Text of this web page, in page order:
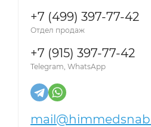
+7 (499) 397-77-42
Отдел продаж
+7 (915) 397-77-42
Telegram, WhatsApp